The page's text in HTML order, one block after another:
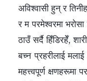
अविश्‍वासी हुन् र
र म परमेश्‍वरमा
ठाउँ सर्दै हिँडिरहेँ,
बच्न प्रहरीलाई
महत्त्वपूर्ण